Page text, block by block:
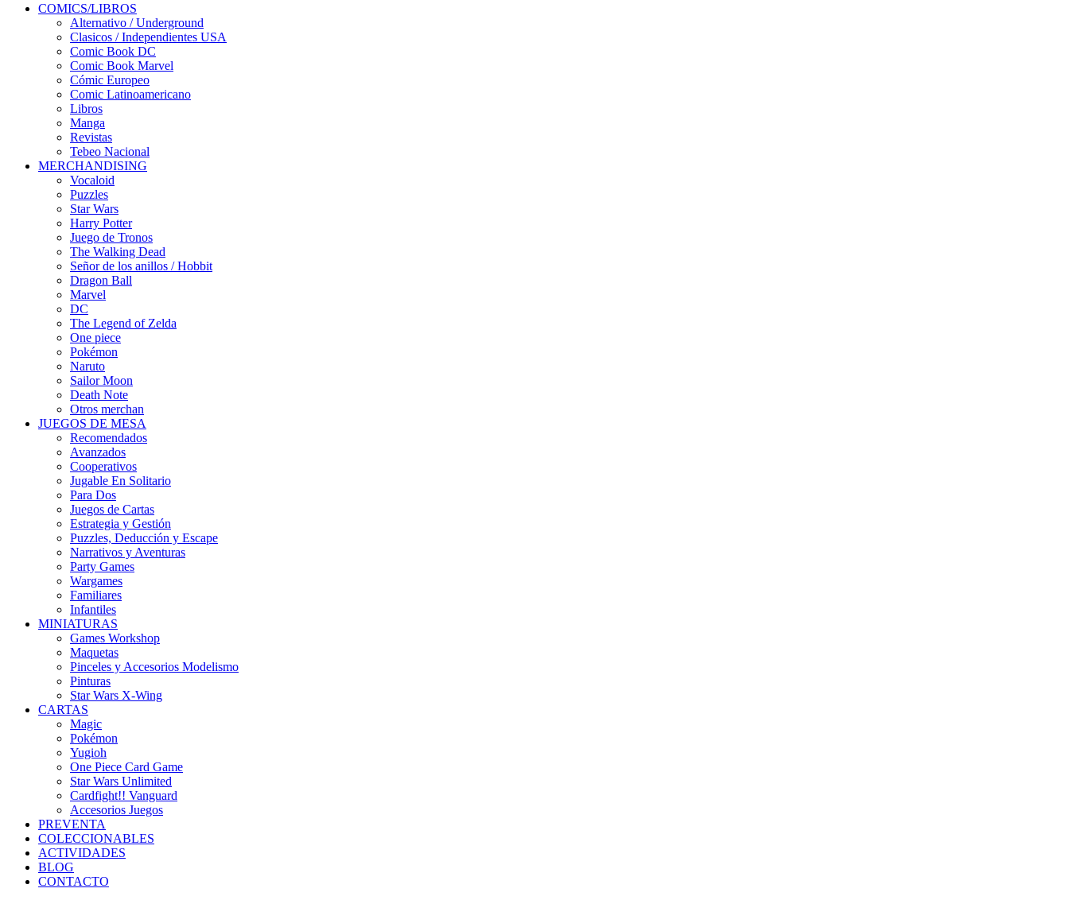
COMICS/LIBROS
Alternativo / Underground
Clasicos / Independientes USA
Comic Book DC
Comic Book Marvel
Cómic Europeo
Comic Latinoamericano
Libros
Manga
Revistas
Tebeo Nacional
MERCHANDISING
Vocaloid
Puzzles
Star Wars
Harry Potter
Juego de Tronos
The Walking Dead
Señor de los anillos / Hobbit
Dragon Ball
Marvel
DC
The Legend of Zelda
One piece
Pokémon
Naruto
Sailor Moon
Death Note
Otros merchan
JUEGOS DE MESA
Recomendados
Avanzados
Cooperativos
Jugable En Solitario
Para Dos
Juegos de Cartas
Estrategia y Gestión
Puzzles, Deducción y Escape
Narrativos y Aventuras
Party Games
Wargames
Familiares
Infantiles
MINIATURAS
Games Workshop
Maquetas
Pinceles y Accesorios Modelismo
Pinturas
Star Wars X-Wing
CARTAS
Magic
Pokémon
Yugioh
One Piece Card Game
Star Wars Unlimited
Cardfight!! Vanguard
Accesorios Juegos
PREVENTA
COLECCIONABLES
ACTIVIDADES
BLOG
CONTACTO